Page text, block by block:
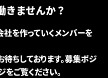
きませんか？
を作っていくメンバーを
ちしております。募集ポジ
ご覧ください。